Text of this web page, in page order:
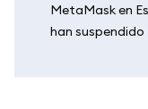
MetaMask en
han